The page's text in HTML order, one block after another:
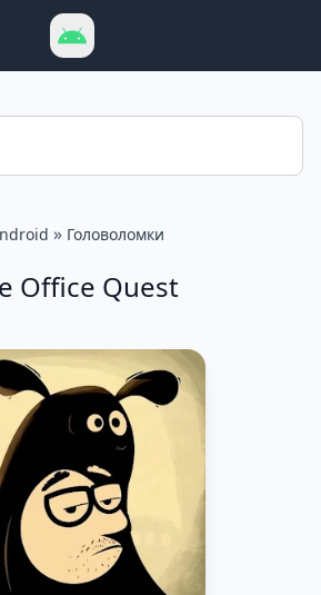
» Головоломки
Office Quest